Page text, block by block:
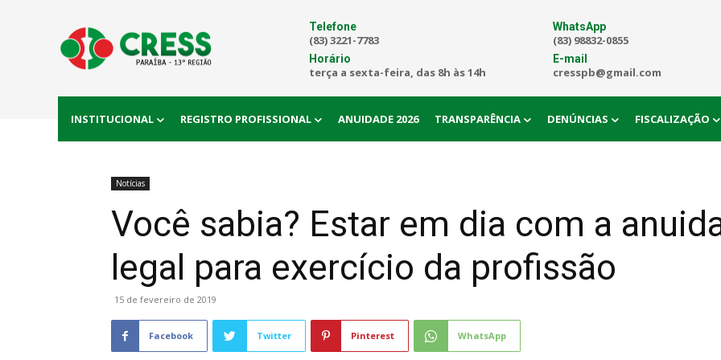
Telefone
(83) 3221-7783
Horário
terça a sexta-feira, das 8h às 14h
WhatsApp
(83) 98832-0855
E-mail
cresspb@gmail.com
INSTITUCIONAL REGISTRO PROFISSIONAL ANUIDADE 2026 TRANSPARÊNCIA DENÚNCIAS FISCALIZAÇÃO
Notícias
Você sabia? Estar em dia com a
legal para exercício da profissão
15 de fevereiro de 2019
Facebook Twitter Pinterest WhatsApp